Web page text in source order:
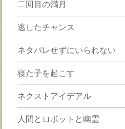
二回目の満月
逃したチャンス
ネタバレせずにいられない
寝た子を起こす
ネクストアイデアル
人間とロボットと幽霊